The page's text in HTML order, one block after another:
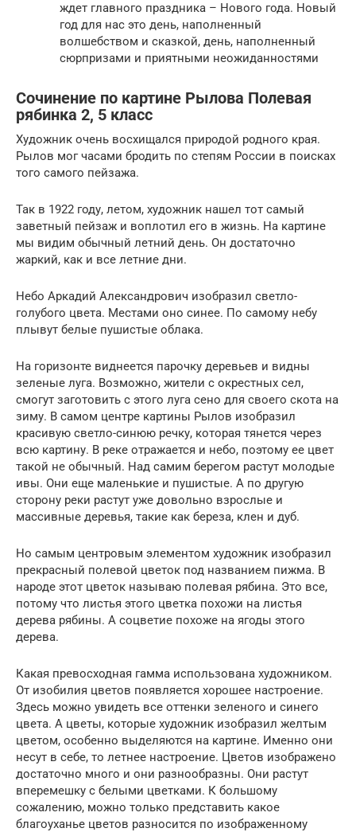
ждет главного праздника – Нового года. Новый
год для нас это день, наполненный
волшебством и сказкой, день, наполненный
сюрпризами и приятными неожиданностями
Сочинение по картине Рылова Полевая
рябинка 2, 5 класс
Художник очень восхищался природой родного края.
Рылов мог часами бродить по степям России в поисках
того самого пейзажа.
Так в 1922 году, летом, художник нашел тот самый
заветный пейзаж и воплотил его в жизнь. На картине
мы видим обычный летний день. Он достаточно
жаркий, как и все летние дни.
Небо Аркадий Александрович изобразил светло-
голубого цвета. Местами оно синее. По самому небу
плывут белые пушистые облака.
На горизонте виднеется парочку деревьев и видны
зеленые луга. Возможно, жители с окрестных сел,
смогут заготовить с этого луга сено для своего скота на
зиму. В самом центре картины Рылов изобразил
красивую светло-синюю речку, которая тянется через
всю картину. В реке отражается и небо, поэтому ее цвет
такой не обычный. Над самим берегом растут молодые
ивы. Они еще маленькие и пушистые. А по другую
сторону реки растут уже довольно взрослые и
массивные деревья, такие как береза, клен и дуб.
Но самым центровым элементом художник изобразил
прекрасный полевой цветок под названием пижма. В
народе этот цветок называю полевая рябина. Это все,
потому что листья этого цветка похожи на листья
дерева рябины. А соцветие похоже на ягоды этого
дерева.
Какая превосходная гамма использована художником.
От изобилия цветов появляется хорошее настроение.
Здесь можно увидеть все оттенки зеленого и синего
цвета. А цветы, которые художник изобразил желтым
цветом, особенно выделяются на картине. Именно они
несут в себе, то летнее настроение. Цветов изображено
достаточно много и они разнообразны. Они растут
вперемешку с белыми цветками. К большому
сожалению, можно только представить какое
благоуханье цветов разносится по изображенному